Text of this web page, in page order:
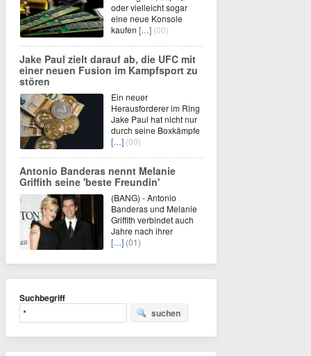
oder vielleicht sogar
eine neue Konsole
kaufen […] (00)
Jake Paul zielt darauf ab, die UFC mit
einer neuen Fusion im Kampfsport zu
stören
Ein neuer
Herausforderer im Ring
Jake Paul hat nicht nur
durch seine Boxkämpfe
[…] (00)
Antonio Banderas nennt Melanie
Griffith seine 'beste Freundin'
(BANG) - Antonio
Banderas und Melanie
Griffith verbindet auch
Jahre nach ihrer
[…] (01)
Suchbegriff
suchen